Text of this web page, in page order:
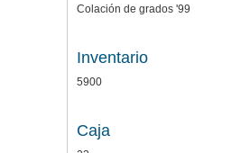
Colación de grados '99
Inventario
5900
Caja